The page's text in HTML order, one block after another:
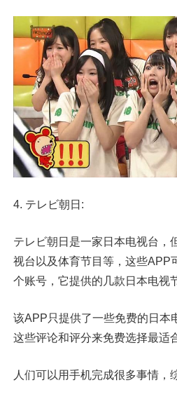
4. テレビ朝日:
テレビ朝日是一家日本电视台，
视台以及体育节目等，这些APP
个账号，它提供的几款日本电视
该APP只提供了一些免费的日本
这些评论和评分来免费选择最适
人们可以用手机完成很多事情，